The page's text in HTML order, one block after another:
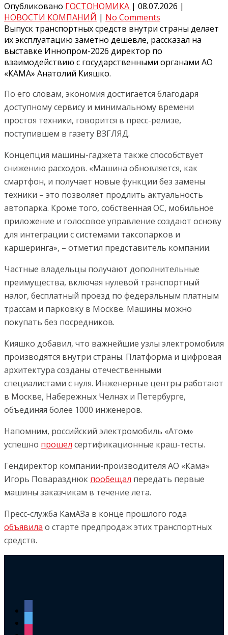
Опубликовано ГОСТОНОМИКА | 08.07.2026 |
НОВОСТИ КОМПАНИЙ | No Comments
Выпуск транспортных средств внутри страны делает
их эксплуатацию заметно дешевле, рассказал на
выставке Иннопром-2026 директор по
взаимодействию с государственными органами АО
«КАМА» Анатолий Кияшко.
По его словам, экономия достигается благодаря
доступному сервису и минимальному времени
простоя техники, говорится в пресс-релизе,
поступившем в газету ВЗГЛЯД.
Концепция машины-гаджета также способствует
снижению расходов. «Машина обновляется, как
смартфон, и получает новые функции без замены
техники – это позволяет продлить актуальность
автопарка. Кроме того, собственная ОС, мобильное
приложение и голосовое управление создают основу
для интеграции с системами таксопарков и
каршеринга», – отметил представитель компании.
Частные владельцы получают дополнительные
преимущества, включая нулевой транспортный
налог, бесплатный проезд по федеральным платным
трассам и парковку в Москве. Машины можно
покупать без посредников.
Кияшко добавил, что важнейшие узлы электромобиля
производятся внутри страны. Платформа и цифровая
архитектура созданы отечественными
специалистами с нуля. Инженерные центры работают
в Москве, Набережных Челнах и Петербурге,
объединяя более 1000 инженеров.
Напомним, российский электромобиль «Атом»
успешно прошел сертификационные краш-тесты.
Гендиректор компании-производителя АО «Кама»
Игорь Поваразднюк пообещал передать первые
машины заказчикам в течение лета.
Пресс-служба КамАЗа в конце прошлого года
объявила о старте предпродаж этих транспортных
средств.